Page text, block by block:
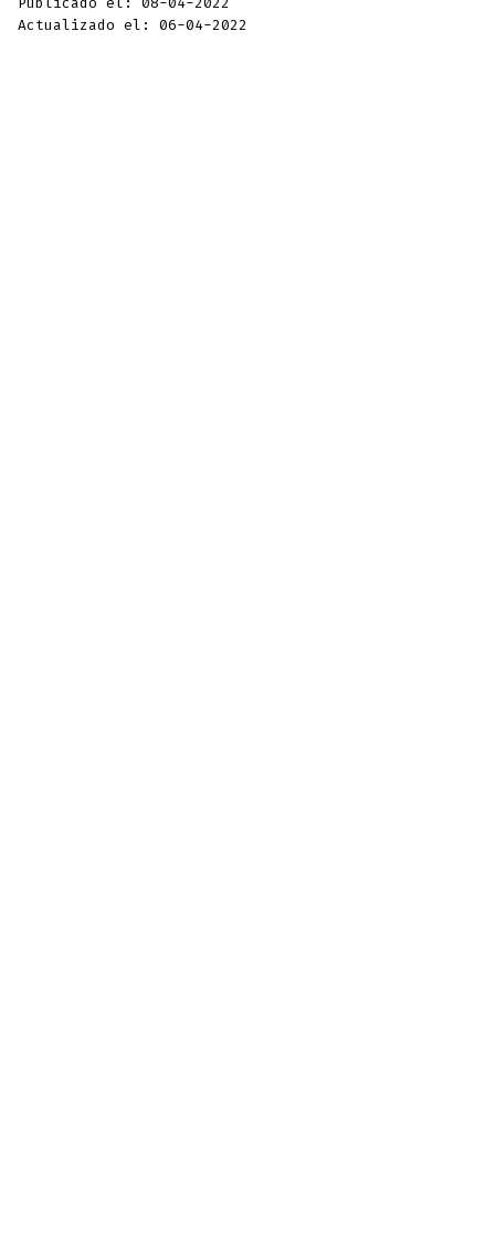
Actualizado el: 06-04-2022